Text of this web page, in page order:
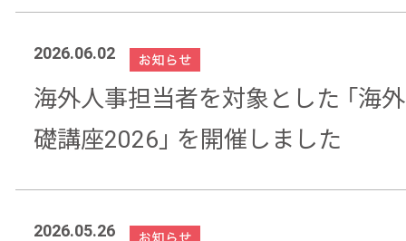
2026.06.02
海外人事担当者を対象とした 「海
礎講座2026」 を開催しました
2026.05.26